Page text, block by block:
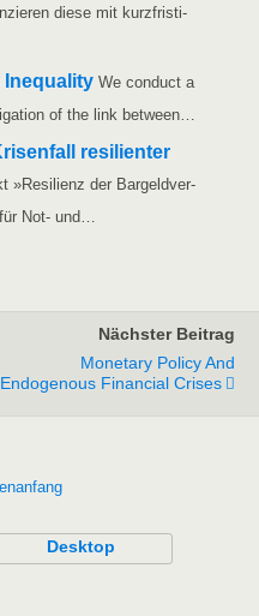
die­se mit kurz­fris­ti­
Ine­qua­li­ty We con­duct a
of the link between…
resi­li­en­ter
»Resi­li­enz der Bar­geld­ver­
Not- und…
Nächster Beitrag
Monetary Policy And
Endogenous Financial Crises
Desktop